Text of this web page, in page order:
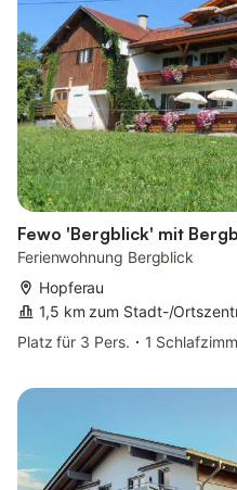
Fewo 'Bergblick' mit
Ferienwohnung Bergblick
Hopferau
1,5 km zum Stadt-/
Platz für 3 Pers.
1